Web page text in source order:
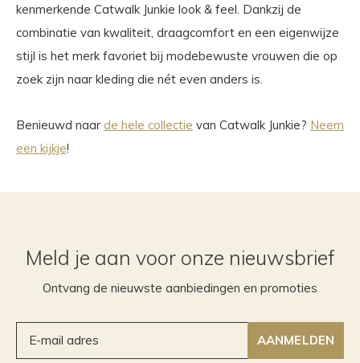
kenmerkende Catwalk Junkie look & feel. Dankzij de
combinatie van kwaliteit, draagcomfort en een eigenwijze
stijl is het merk favoriet bij modebewuste vrouwen die op
zoek zijn naar kleding die nét even anders is.
Benieuwd naar de hele collectie van Catwalk Junkie? Neem
een kijkje!
Meld je aan voor onze nieuwsbrief
Ontvang de nieuwste aanbiedingen en promoties
AANMELDEN